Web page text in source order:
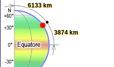
6133 km
3874 km